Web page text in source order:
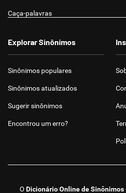
Caça-palavras
O Dicionário Online de Sinônimos
Explorar Sinônimos
Sinônimos populares
Sinônimos atualizados
Sugerir sinônimos
Encontrou um erro?